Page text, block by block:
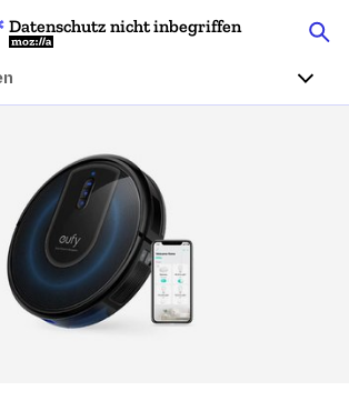
Artikel
Über
Spenden
Datenschutz nicht inbegriffen
Mozilla